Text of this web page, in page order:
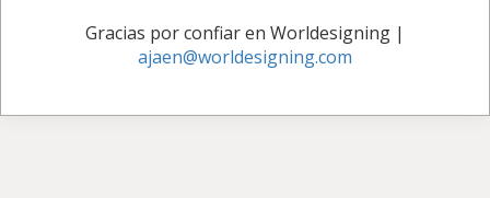
Gracias por confiar en Worldesigning |
ajaen@worldesigning.com